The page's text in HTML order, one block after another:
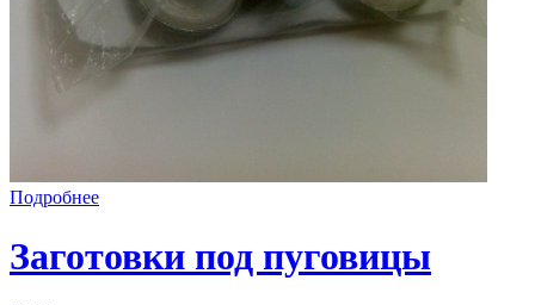
Подробнее
Заготовки под пуговицы